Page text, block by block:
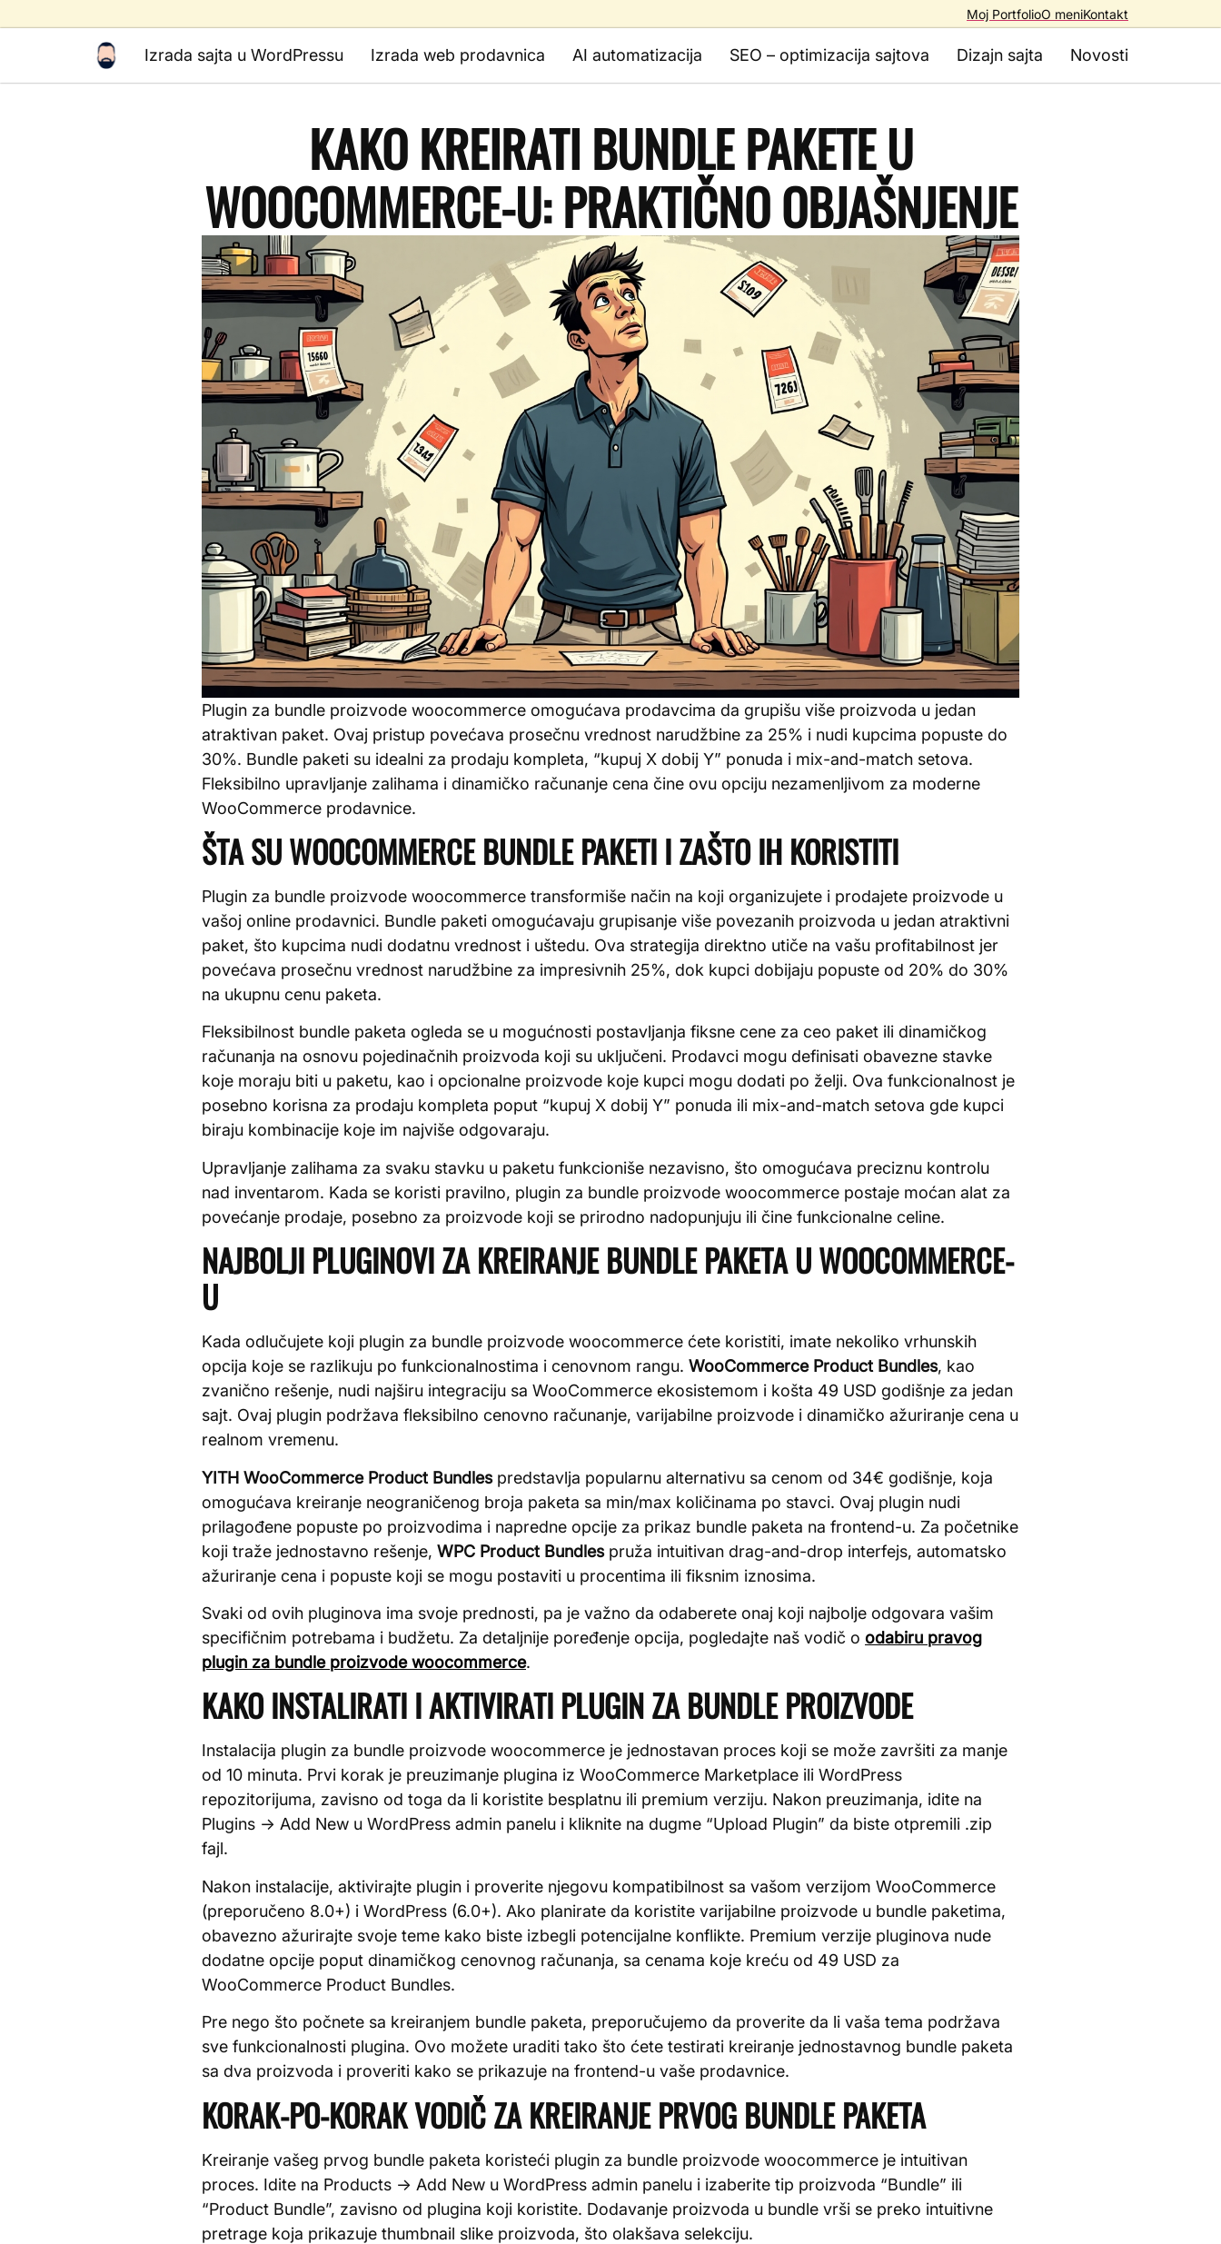
Moj PortfolioO meniKontakt
Izrada sajta u WordPressu Izrada web prodavnica AI automatizacija SEO – optimizacija sajtova Dizajn sajta Novosti
KAKO KREIRATI BUNDLE PAKETE U
WOOCOMMERCE-U: PRAKTIČNO OBJAŠNJENJE
Plugin za bundle proizvode woocommerce omogućava prodavcima da grupišu više proizvoda u jedan
atraktivan paket. Ovaj pristup povećava prosečnu vrednost narudžbine za 25% i nudi kupcima popuste do
30%. Bundle paketi su idealni za prodaju kompleta, “kupuj X dobij Y” ponuda i mix-and-match setova.
Fleksibilno upravljanje zalihama i dinamičko računanje cena čine ovu opciju nezamenljivom za moderne
WooCommerce prodavnice.
ŠTA SU WOOCOMMERCE BUNDLE PAKETI I ZAŠTO IH KORISTITI
Plugin za bundle proizvode woocommerce transformiše način na koji organizujete i prodajete proizvode u
vašoj online prodavnici. Bundle paketi omogućavaju grupisanje više povezanih proizvoda u jedan atraktivni
paket, što kupcima nudi dodatnu vrednost i uštedu. Ova strategija direktno utiče na vašu profitabilnost jer
povećava prosečnu vrednost narudžbine za impresivnih 25%, dok kupci dobijaju popuste od 20% do 30%
na ukupnu cenu paketa.
Fleksibilnost bundle paketa ogleda se u mogućnosti postavljanja fiksne cene za ceo paket ili dinamičkog
računanja na osnovu pojedinačnih proizvoda koji su uključeni. Prodavci mogu definisati obavezne stavke
koje moraju biti u paketu, kao i opcionalne proizvode koje kupci mogu dodati po želji. Ova funkcionalnost je
posebno korisna za prodaju kompleta poput “kupuj X dobij Y” ponuda ili mix-and-match setova gde kupci
biraju kombinacije koje im najviše odgovaraju.
Upravljanje zalihama za svaku stavku u paketu funkcioniše nezavisno, što omogućava preciznu kontrolu
nad inventarom. Kada se koristi pravilno, plugin za bundle proizvode woocommerce postaje moćan alat za
povećanje prodaje, posebno za proizvode koji se prirodno nadopunjuju ili čine funkcionalne celine.
NAJBOLJI PLUGINOVI ZA KREIRANJE BUNDLE PAKETA U WOOCOMMERCE-
U
Kada odlučujete koji plugin za bundle proizvode woocommerce ćete koristiti, imate nekoliko vrhunskih
opcija koje se razlikuju po funkcionalnostima i cenovnom rangu. WooCommerce Product Bundles, kao
zvanično rešenje, nudi najširu integraciju sa WooCommerce ekosistemom i košta 49 USD godišnje za jedan
sajt. Ovaj plugin podržava fleksibilno cenovno računanje, varijabilne proizvode i dinamičko ažuriranje cena u
realnom vremenu.
YITH WooCommerce Product Bundlespredstavlja popularnu alternativu sa cenom od 34€ godišnje, koja
omogućava kreiranje neograničenog broja paketa sa min/max količinama po stavci. Ovaj plugin nudi
prilagođene popuste po proizvodima i napredne opcije za prikaz bundle paketa na frontend-u. Za početnike
koji traže jednostavno rešenje, WPC Product Bundlespruža intuitivan drag-and-drop interfejs, automatsko
ažuriranje cena i popuste koji se mogu postaviti u procentima ili fiksnim iznosima.
Svaki od ovih pluginova ima svoje prednosti, pa je važno da odaberete onaj koji najbolje odgovara vašim
specifičnim potrebama i budžetu. Za detaljnije poređenje opcija, pogledajte naš vodič o odabiru pravog
plugin za bundle proizvode woocommerce.
KAKO INSTALIRATI I AKTIVIRATI PLUGIN ZA BUNDLE PROIZVODE
Instalacija plugin za bundle proizvode woocommerce je jednostavan proces koji se može završiti za manje
od 10 minuta. Prvi korak je preuzimanje plugina iz WooCommerce Marketplace ili WordPress
repozitorijuma, zavisno od toga da li koristite besplatnu ili premium verziju. Nakon preuzimanja, idite na
Plugins → Add New u WordPress admin panelu i kliknite na dugme “Upload Plugin” da biste otpremili .zip
fajl.
Nakon instalacije, aktivirajte plugin i proverite njegovu kompatibilnost sa vašom verzijom WooCommerce
(preporučeno 8.0+) i WordPress (6.0+). Ako planirate da koristite varijabilne proizvode u bundle paketima,
obavezno ažurirajte svoje teme kako biste izbegli potencijalne konflikte. Premium verzije pluginova nude
dodatne opcije poput dinamičkog cenovnog računanja, sa cenama koje kreću od 49 USD za
WooCommerce Product Bundles.
Pre nego što počnete sa kreiranjem bundle paketa, preporučujemo da proverite da li vaša tema podržava
sve funkcionalnosti plugina. Ovo možete uraditi tako što ćete testirati kreiranje jednostavnog bundle paketa
sa dva proizvoda i proveriti kako se prikazuje na frontend-u vaše prodavnice.
KORAK-PO-KORAK VODIČ ZA KREIRANJE PRVOG BUNDLE PAKETA
Kreiranje vašeg prvog bundle paketa koristeći plugin za bundle proizvode woocommerce je intuitivan
proces. Idite na Products → Add New u WordPress admin panelu i izaberite tip proizvoda “Bundle” ili
“Product Bundle”, zavisno od plugina koji koristite. Dodavanje proizvoda u bundle vrši se preko intuitivne
pretrage koja prikazuje thumbnail slike proizvoda, što olakšava selekciju.